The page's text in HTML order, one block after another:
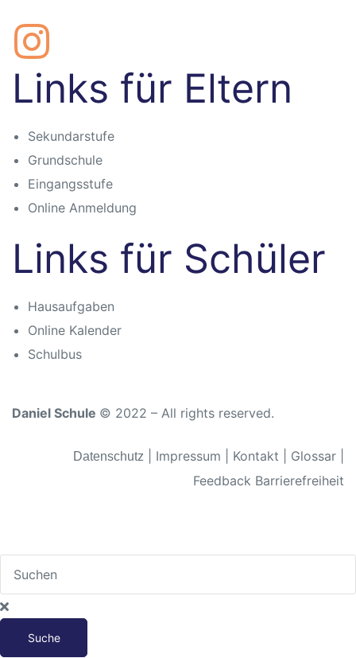
Links für Eltern
Sekundarstufe
Grundschule
Eingangsstufe
Online Anmeldung
Links für Schüler
Hausaufgaben
Online Kalender
Schulbus
Daniel Schule © 2022 – All rights reserved.
Datenschutz Impressum Kontakt Glossar
Feedback Barrierefreiheit
Suche